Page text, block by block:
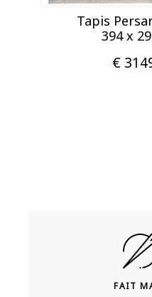
Tapis
394 x
€
FAIT